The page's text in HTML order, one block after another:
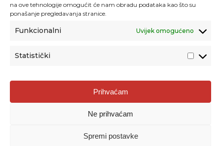
na ove tehnologije omogućit će nam obradu podataka kao što su
ponašanje pregledavanja stranice.
Funkcionalni Uvijek omogućeno
Statistički
Prihvaćam
Ne prihvaćam
Spremi postavke
Agencija za odgoj i obrazovanje
Donje Svetice 38, 10000 Zagreb
1778129
Prenošenje sadržaja dopušteno je uz navođenje izvora.